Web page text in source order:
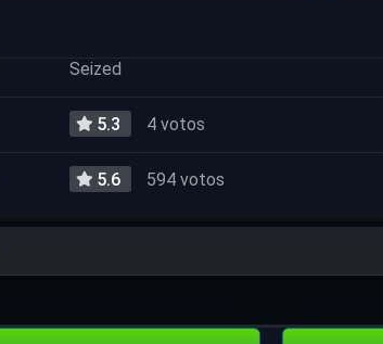
Seized
5.3 4 votos
5.6 594 votos